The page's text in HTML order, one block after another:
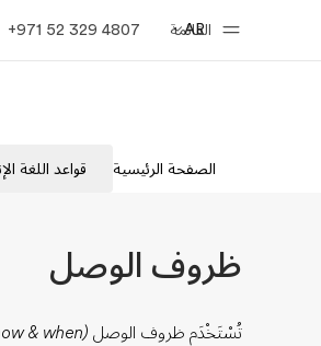
القائمة
AR
+971 52 329 4807
الصفحة الرئيسية
الصفحة الرئيسية قواعد اللغة
ظروف الوصل
تُسْتَخْدَم ظروف الوصل & when)